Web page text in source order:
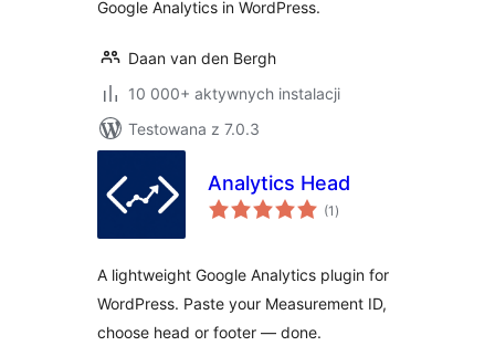
Google Analytics in WordPress.
Daan van den Bergh
10 000+ aktywnych instalacji
Testowana z 7.0.3
Analytics Head
(1 wszystkich
ocen
)
A lightweight Google Analytics plugin for
WordPress. Paste your Measurement ID,
choose head or footer — done.